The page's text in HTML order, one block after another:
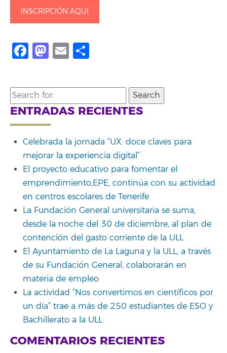
INSCRIPCIÓN AQUÍ
Facebook
Mastodon
Email
Search
for:
ENTRADAS RECIENTES
Celebrada la jornada “UX: doce claves para
mejorar la experiencia digital”
El proyecto educativo para fomentar el
emprendimiento,EPE, continúa con su actividad
en centros escolares de Tenerife
La Fundación General universitaria se suma,
desde la noche del 30 de diciembre, al plan de
contención del gasto corriente de la ULL
El Ayuntamiento de La Laguna y la ULL, a través
de su Fundación General, colaborarán en
materia de empleo
La actividad “Nos convertimos en científicos por
un día” trae a más de 250 estudiantes de ESO y
Bachillerato a la ULL
COMENTARIOS RECIENTES